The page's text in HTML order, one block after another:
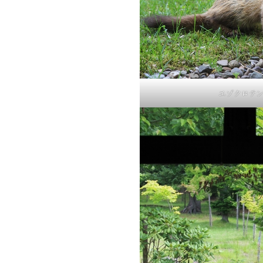
エゾクロテ